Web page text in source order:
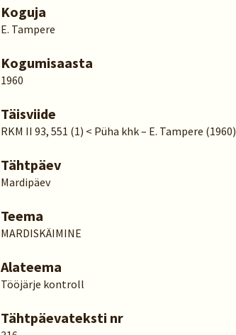
Koguja
E. Tampere
Kogumisaasta
1960
Täisviide
RKM II 93, 551 (1) < Püha khk – E. Tampere (1960)
Tähtpäev
Mardipäev
Teema
MARDISKÄIMINE
Alateema
Tööjärje kontroll
Tähtpäevateksti nr